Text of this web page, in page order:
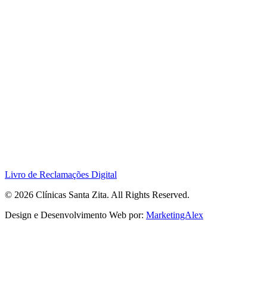
Livro de Reclamações Digital
© 2026 Clínicas Santa Zita. All Rights Reserved.
Design e Desenvolvimento Web por: MarketingAlex